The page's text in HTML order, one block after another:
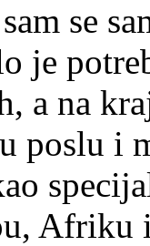
se
je
a na
poslu i